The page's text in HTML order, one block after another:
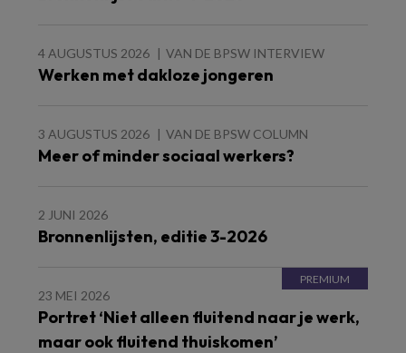
4 AUGUSTUS 2026 VAN DE BPSW INTERVIEW
Werken met dakloze jongeren
3 AUGUSTUS 2026 VAN DE BPSW COLUMN
Meer of minder sociaal werkers?
2 JUNI 2026
Bronnenlijsten, editie 3-2026
23 MEI 2026
Portret ‘Niet alleen fluitend naar je werk,
maar ook fluitend thuiskomen’